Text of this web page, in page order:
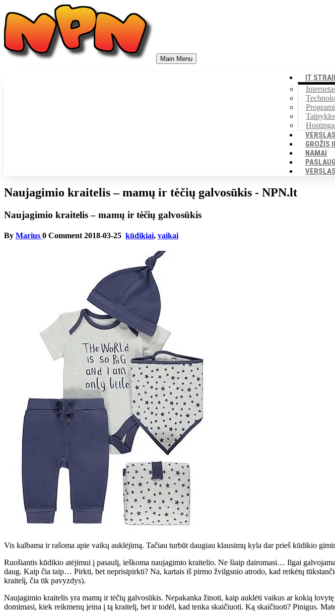
to
content
Main Menu
IT
VERSLAS
GROŽIS
NAMAI
VERSLAS
Naujagimio kraitelis – mamų ir tėčių galvosūkis - NPN.lt
Naujagimio kraitelis – mamų ir tėčių galvosūkis
By Marius 0 Comment 2018-03-25 kūdikiai, vaikai
Vis kalbama ir rašoma apie vaikų auklėjimą. Tačiau turbūt daugiau klausimų kyla dar prieš kūdikio
Ruošiantis kūdikio atėjimui į pasaulį, ieškoma naujagimio kraitelio. Ne šiaip dairomasi… Ilgai
daug. Kaip čia taip… Pirkti, bet neprisipirkti? Na, kartais iš pirmo žvilgsnio atrodo, kad reikėtų
kraitelį, čia tik pavyzdys).
Naujagimio kraitelis yra mamų ir tėčių galvosūkis. Nepakanka žinoti, kaip auklėti vaikus ar kokią
domimasi, kiek reikmenų įeina į tą kraitelį, bet ir todėl, kad tenka skaičiuoti. Ką skaičiuoti? Pinigus.